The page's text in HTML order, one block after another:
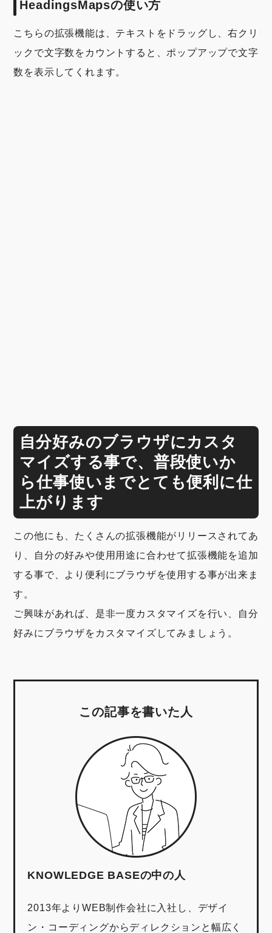
HeadingsMapsの使い方
こちらの拡張機能は、テキストをドラッグし、右クリ
ックで文字数をカウントすると、ポップアップで文字
数を表示してくれます。
自分好みのブラウザにカスタ
マイズする事で、普段使いか
ら仕事使いまでとても便利に仕
上がります
この他にも、たくさんの拡張機能がリリースされてあ
り、自分の好みや使用用途に合わせて拡張機能を追加
する事で、より便利にブラウザを使用する事が出来ま
す。
ご興味があれば、是非一度カスタマイズを行い、自分
好みにブラウザをカスタマイズしてみましょう。
この記事を書いた人
KNOWLEDGE BASEの中の人
2013年よりWEB制作会社に入社し、デザイ
ン・コーディングからディレクションと幅広く